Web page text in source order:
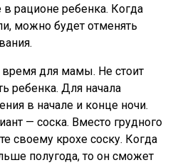
в рационе ребенка. Когда
можно будет отменять
время для мамы. Не стоит
ребенка. Для начала
в начале и конце ночи.
— соска. Вместо грудного
своему крохе соску. Когда
полугода, то он сможет